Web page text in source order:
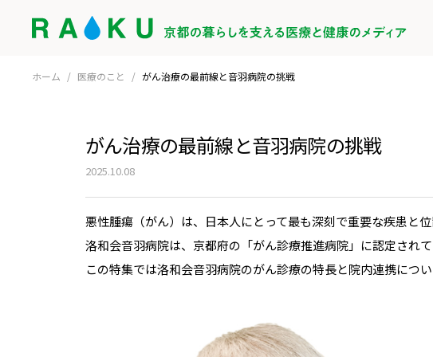
ホーム / 医療のこと / がん治療の最前線と音羽病院の挑戦
がん治療の最前線と音羽病院の挑戦
2025.10.08
悪性腫瘍（がん）は、日本人にとって最も深刻で重要な疾患と位
洛和会音羽病院は、京都府の「がん診療推進病院」に認定され
この特集では洛和会音羽病院のがん診療の特長と院内連携につい